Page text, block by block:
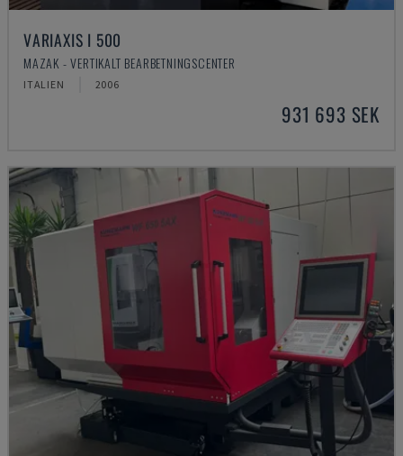
VARIAXIS I 500
MAZAK - VERTIKALT BEARBETNINGSCENTER
ITALIEN 2006
931 693 SEK